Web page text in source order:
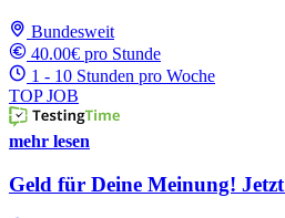
Bundesweit
40.00€ pro Stunde
1 - 10 Stunden pro Woche
TOP JOB
mehr lesen
Geld für Deine Meinung!